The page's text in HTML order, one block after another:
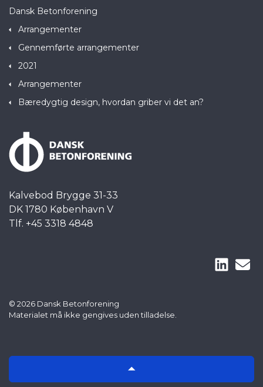
Dansk Betonforening
Arrangementer
Gennemførte arrangementer
2021
Arrangementer
Bæredygtig design, hvordan griber vi det an?
Kalvebod Brygge 31-33
DK 1780 København V
Tlf. +45 3318 4848
© 2026 Dansk Betonforening
Materialet må ikke gengives uden tilladelse.